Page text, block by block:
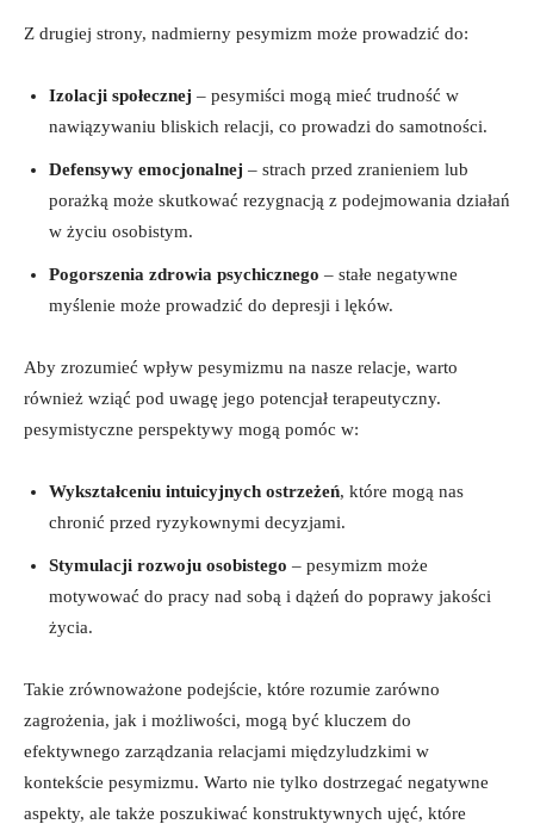
Z drugiej strony, nadmierny pesymizm może prowadzić do:
Izolacji społecznej – pesymiści mogą mieć trudność w
nawiązywaniu bliskich relacji, co prowadzi do samotności.
Defensywy emocjonalnej – strach przed zranieniem lub
porażką może skutkować rezygnacją z podejmowania działań
w życiu osobistym.
Pogorszenia zdrowia psychicznego – stałe negatywne
myślenie może prowadzić do depresji i lęków.
Aby zrozumieć wpływ pesymizmu na nasze relacje, warto
również wziąć pod uwagę jego potencjał terapeutyczny.
pesymistyczne perspektywy mogą pomóc w:
Wykształceniu intuicyjnych ostrzeżeń, które mogą nas
chronić przed ryzykownymi decyzjami.
Stymulacji rozwoju osobistego – pesymizm może
motywować do pracy nad sobą i dążeń do poprawy jakości
życia.
Takie zrównoważone podejście, które rozumie zarówno
zagrożenia, jak i możliwości, mogą być kluczem do
efektywnego zarządzania relacjami międzyludzkimi w
kontekście pesymizmu. Warto nie tylko dostrzegać negatywne
aspekty, ale także poszukiwać konstruktywnych ujęć, które